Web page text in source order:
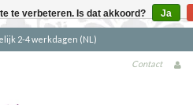
2-4 werkdagen (NL)
Contact
te verbeteren. Is dat akkoord? Ja